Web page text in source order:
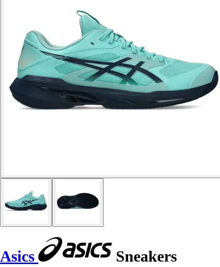
Asics
Sneakers